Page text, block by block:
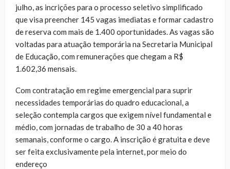
julho, as incrições para o processo seletivo simplificado
que visa preencher 145 vagas imediatas e formar cadastro
de reserva com mais de 1.400 oportunidades. As vagas são
voltadas para atuação temporária na Secretaria Municipal
de Educação, com remunerações que chegam a R$
1.602,36 mensais.
Com contratação em regime emergencial para suprir
necessidades temporárias do quadro educacional, a
seleção contempla cargos que exigem nível fundamental e
médio, com jornadas de trabalho de 30 a 40 horas
semanais, conforme o cargo. A inscrição é gratuita e deve
ser feita exclusivamente pela internet, por meio do
endereço